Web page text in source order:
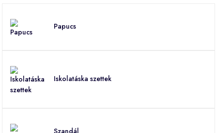
Papucs
Iskolatáska szettek
Szandál